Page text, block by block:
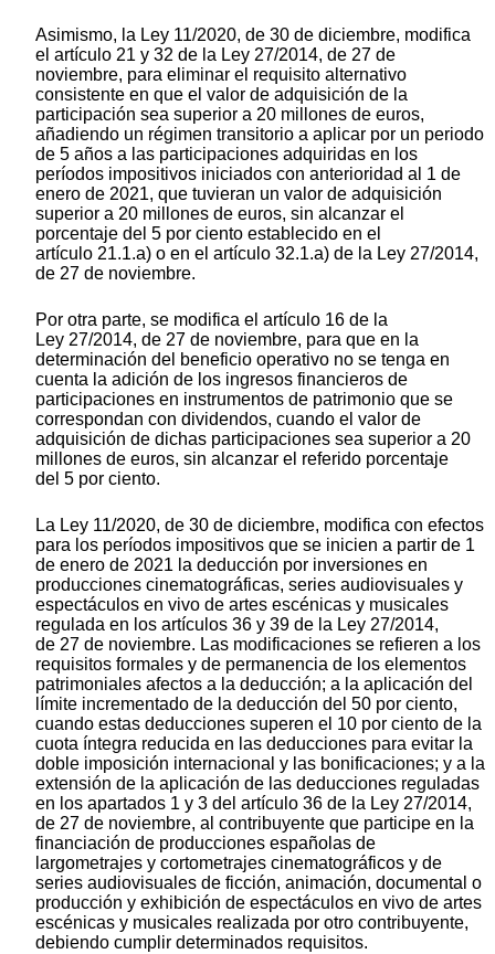
Asimismo, la Ley 11/2020, de 30 de diciembre, modifica
el artículo 21 y 32 de la Ley 27/2014, de 27 de
noviembre, para eliminar el requisito alternativo
consistente en que el valor de adquisición de la
participación sea superior a 20 millones de euros,
añadiendo un régimen transitorio a aplicar por un periodo
de 5 años a las participaciones adquiridas en los
períodos impositivos iniciados con anterioridad al 1 de
enero de 2021, que tuvieran un valor de adquisición
superior a 20 millones de euros, sin alcanzar el
porcentaje del 5 por ciento establecido en el
artículo 21.1.a) o en el artículo 32.1.a) de la Ley 27/2014,
de 27 de noviembre.
Por otra parte, se modifica el artículo 16 de la
Ley 27/2014, de 27 de noviembre, para que en la
determinación del beneficio operativo no se tenga en
cuenta la adición de los ingresos financieros de
participaciones en instrumentos de patrimonio que se
correspondan con dividendos, cuando el valor de
adquisición de dichas participaciones sea superior a 20
millones de euros, sin alcanzar el referido porcentaje
del 5 por ciento.
La Ley 11/2020, de 30 de diciembre, modifica con efectos
para los períodos impositivos que se inicien a partir de 1
de enero de 2021 la deducción por inversiones en
producciones cinematográficas, series audiovisuales y
espectáculos en vivo de artes escénicas y musicales
regulada en los artículos 36 y 39 de la Ley 27/2014,
de 27 de noviembre. Las modificaciones se refieren a los
requisitos formales y de permanencia de los elementos
patrimoniales afectos a la deducción; a la aplicación del
límite incrementado de la deducción del 50 por ciento,
cuando estas deducciones superen el 10 por ciento de la
cuota íntegra reducida en las deducciones para evitar la
doble imposición internacional y las bonificaciones; y a la
extensión de la aplicación de las deducciones reguladas
en los apartados 1 y 3 del artículo 36 de la Ley 27/2014,
de 27 de noviembre, al contribuyente que participe en la
financiación de producciones españolas de
largometrajes y cortometrajes cinematográficos y de
series audiovisuales de ficción, animación, documental o
producción y exhibición de espectáculos en vivo de artes
escénicas y musicales realizada por otro contribuyente,
debiendo cumplir determinados requisitos.